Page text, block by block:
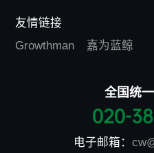
友情链接
Growthman
嘉为蓝鲸
全国统
020-
电子邮箱：